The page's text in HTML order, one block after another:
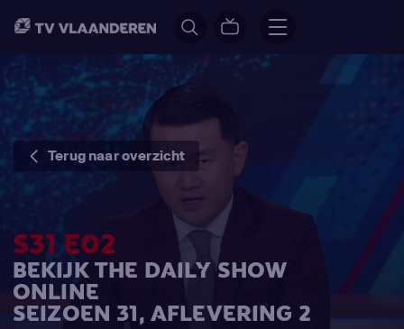
Terug naar overzicht
S31 E02
BEKIJK THE DAILY SHOW
ONLINE
SEIZOEN 31, AFLEVERING 2